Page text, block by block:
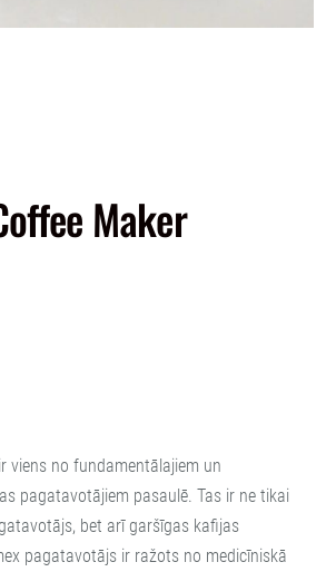
Maker
viens no fundamentālajiem un
pagatavotājiem pasaulē. Tas ir ne tikai
bet arī garšīgas kafijas
pagatavotājs ir ražots no medicīniskā